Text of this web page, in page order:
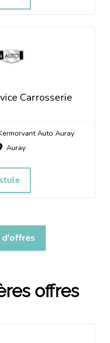
Carrosserie
Auto Auray
Auray
d'offres
offres